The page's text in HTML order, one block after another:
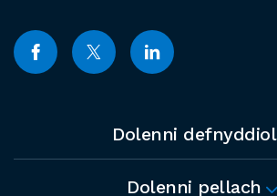
Dolenni defnyddiol
Dolenni pellach